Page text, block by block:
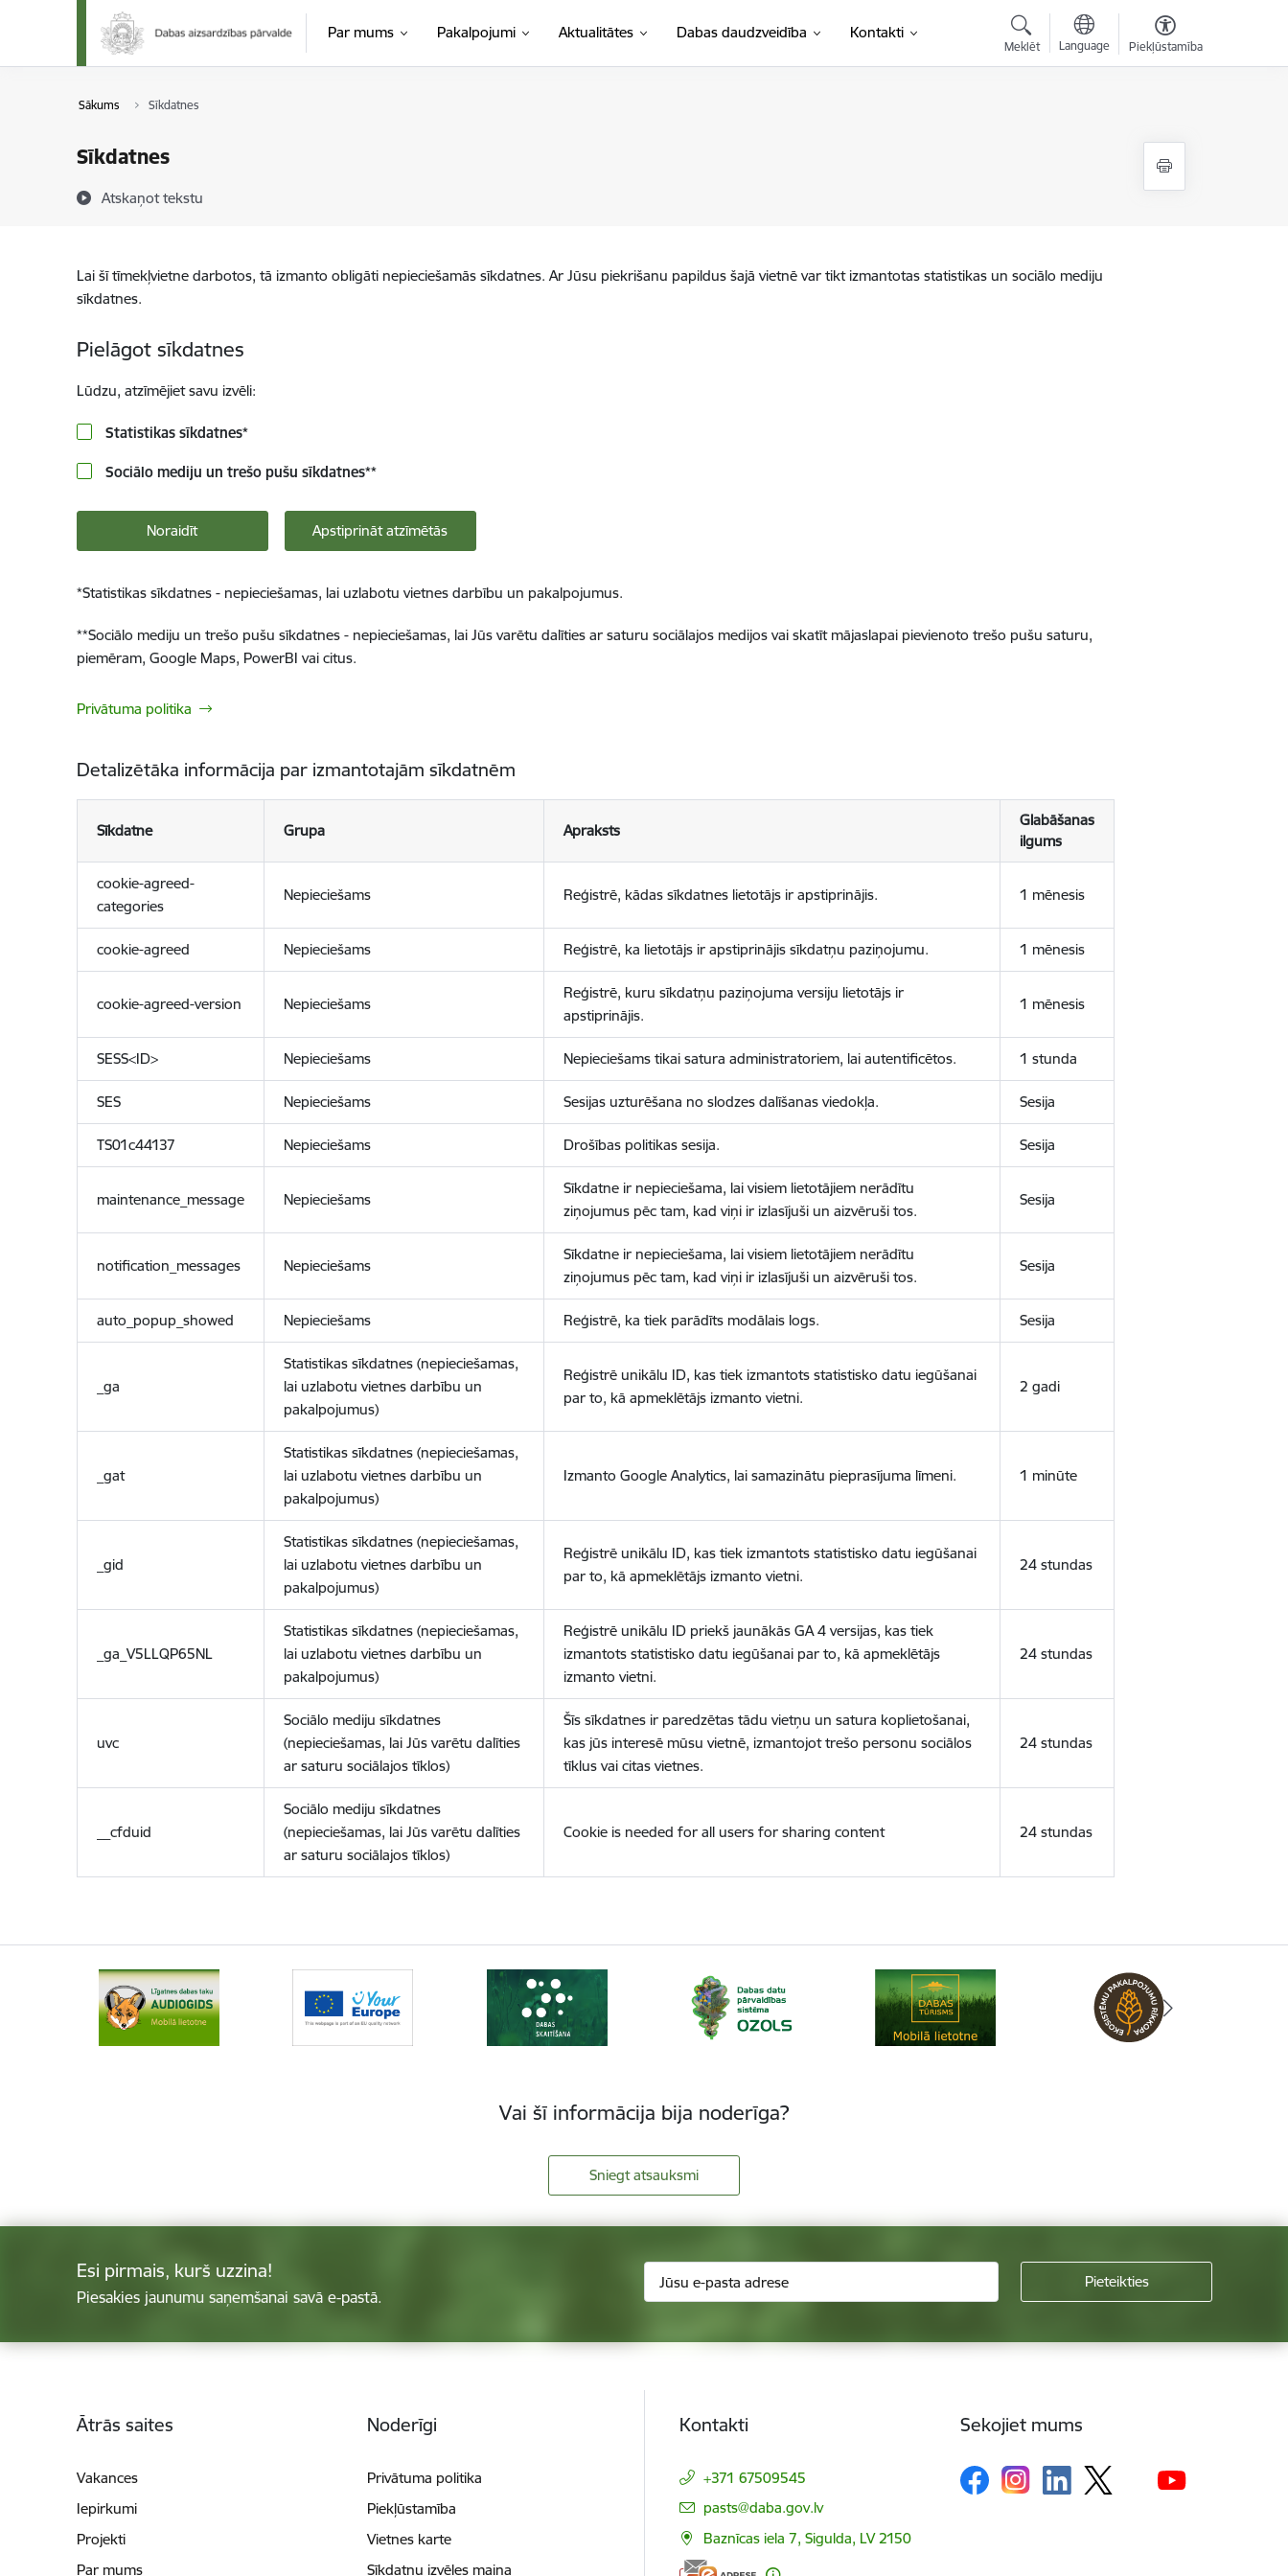
Pāriet uz lapas saturu
Par mums Pakalpojumi Aktualitātes Dabas daudzveidība Kontakti
Meklēt Language Piekļūstamība
Sākums Sīkdatnes
Sīkdatnes
Atskaņot tekstu
Lai šī tīmekļvietne darbotos, tā izmanto obligāti nepieciešamās sīkdatnes. Ar Jūsu piekrišanu papildus šajā vietnē var tikt izmantotas statistikas un sociālo mediju
sīkdatnes.
Pielāgot sīkdatnes
Lūdzu, atzīmējiet savu izvēli:
Statistikas sīkdatnes*
Sociālo mediju un trešo pušu sīkdatnes**
Noraidīt Apstiprināt atzīmētās
*Statistikas sīkdatnes - nepieciešamas, lai uzlabotu vietnes darbību un pakalpojumus.
**Sociālo mediju un trešo pušu sīkdatnes - nepieciešamas, lai Jūs varētu dalīties ar saturu sociālajos medijos vai skatīt mājaslapai pievienoto trešo pušu saturu,
piemēram, Google Maps, PowerBI vai citus.
Privātuma politika
Detalizētāka informācija par izmantotajām sīkdatnēm
Sīkdatne Grupa Apraksts
Glabāšanas
ilgums
cookie-agreed-
categories
Nepieciešams Reģistrē, kādas sīkdatnes lietotājs ir apstiprinājis. 1 mēnesis
cookie-agreed Nepieciešams Reģistrē, ka lietotājs ir apstiprinājis sīkdatņu paziņojumu. 1 mēnesis
cookie-agreed-version Nepieciešams
Reģistrē, kuru sīkdatņu paziņojuma versiju lietotājs ir
apstiprinājis.
1 mēnesis
SESS<ID> Nepieciešams Nepieciešams tikai satura administratoriem, lai autentificētos. 1 stunda
SES Nepieciešams Sesijas uzturēšana no slodzes dalīšanas viedokļa. Sesija
TS01c44137 Nepieciešams Drošības politikas sesija. Sesija
maintenance_message Nepieciešams
Sīkdatne ir nepieciešama, lai visiem lietotājiem nerādītu
ziņojumus pēc tam, kad viņi ir izlasījuši un aizvēruši tos.
Sesija
notification_messages Nepieciešams
Sīkdatne ir nepieciešama, lai visiem lietotājiem nerādītu
ziņojumus pēc tam, kad viņi ir izlasījuši un aizvēruši tos.
Sesija
auto_popup_showed Nepieciešams Reģistrē, ka tiek parādīts modālais logs. Sesija
_ga
Statistikas sīkdatnes (nepieciešamas,
lai uzlabotu vietnes darbību un
pakalpojumus)
Reģistrē unikālu ID, kas tiek izmantots statistisko datu iegūšanai
par to, kā apmeklētājs izmanto vietni.
2 gadi
_gat
Statistikas sīkdatnes (nepieciešamas,
lai uzlabotu vietnes darbību un
pakalpojumus)
Izmanto Google Analytics, lai samazinātu pieprasījuma līmeni. 1 minūte
_gid
Statistikas sīkdatnes (nepieciešamas,
lai uzlabotu vietnes darbību un
pakalpojumus)
Reģistrē unikālu ID, kas tiek izmantots statistisko datu iegūšanai
par to, kā apmeklētājs izmanto vietni.
24 stundas
_ga_V5LLQP65NL
Statistikas sīkdatnes (nepieciešamas,
lai uzlabotu vietnes darbību un
pakalpojumus)
Reģistrē unikālu ID priekš jaunākās GA 4 versijas, kas tiek
izmantots statistisko datu iegūšanai par to, kā apmeklētājs
izmanto vietni.
24 stundas
uvc
Sociālo mediju sīkdatnes
(nepieciešamas, lai Jūs varētu dalīties
ar saturu sociālajos tīklos)
Šīs sīkdatnes ir paredzētas tādu vietņu un satura koplietošanai,
kas jūs interesē mūsu vietnē, izmantojot trešo personu sociālos
tīklus vai citas vietnes.
24 stundas
__cfduid
Sociālo mediju sīkdatnes
(nepieciešamas, lai Jūs varētu dalīties
ar saturu sociālajos tīklos)
Cookie is needed for all users for sharing content 24 stundas
Vai šī informācija bija noderīga?
Sniegt atsauksmi
Esi pirmais, kurš uzzina!
Piesakies jaunumu saņemšanai savā e-pastā.
Ātrās saites
Vakances
Iepirkumi
Projekti
Par mums
Noderīgi
Privātuma politika
Piekļūstamība
Vietnes karte
Sīkdatņu izvēles maiņa
Kontakti
+371 67509545
E-pasts:
pasts@daba.gov.lv
Baznīcas iela 7, Sigulda, LV 2150
Sekojiet mums